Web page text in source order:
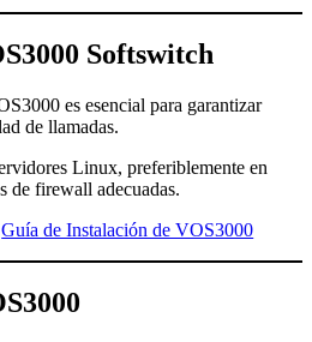
Softswitch
es esencial para garantizar
de llamadas.
Linux, preferiblemente en
de firewall adecuadas.
Guía de Instalación de VOS3000